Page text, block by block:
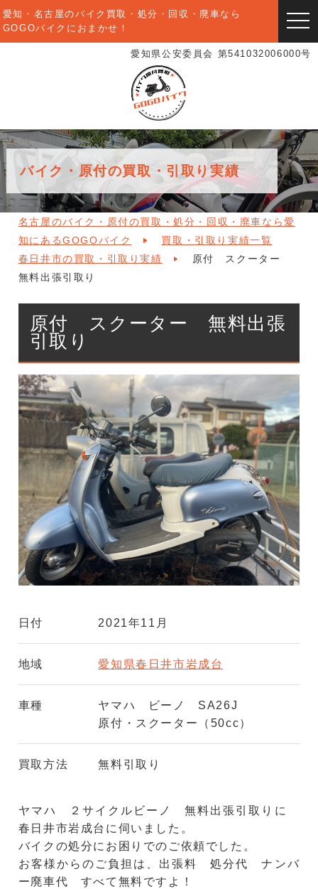
愛知・名古屋のバイク買取・処分・回収・廃車なら
GOGOバイクにおまかせ！
愛知県公安委員会 第541032006000号
バイク・原付の買取・引取り実績
名古屋のバイク・原付の買取・処分・回収・廃車なら愛
知にあるGOGOバイク
買取・引取り実績一覧
春日井市の買取・引取り実績
原付 スクーター
無料出張引取り
原付 スクーター 無料出張
引取り
日付 2021年11月
地域 愛知県春日井市岩成台
車種
ヤマハ ビーノ SA26J
原付・スクーター（50cc）
買取方法 無料引取り
ヤマハ ２サイクルビーノ 無料出張引取りに
春日井市岩成台に伺いました。
バイクの処分にお困りでのご依頼でした。
お客様からのご負担は、出張料 処分代 ナンバ
ー廃車代 すべて無料ですよ！